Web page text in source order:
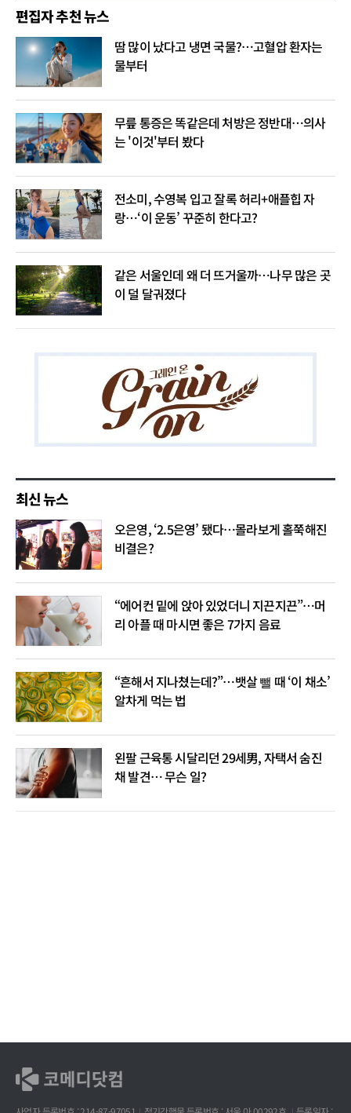
편집자 추천 뉴스
땀 많이 났다고 냉면 국물?…고혈압 환자는
물부터
무릎 통증은 똑같은데 처방은 정반대…의사
는 '이것'부터 봤다
전소미, 수영복 입고 잘록 허리+애플힙 자
랑…‘이 운동’ 꾸준히 한다고?
같은 서울인데 왜 더 뜨거울까…나무 많은 곳
이 덜 달궈졌다
최신 뉴스
오은영, ‘2.5은영’ 됐다…몰라보게 홀쭉해진
비결은?
“에어컨 밑에 앉아 있었더니 지끈지끈”…머
리 아플 때 마시면 좋은 7가지 음료
“흔해서 지나쳤는데?”…뱃살 뺄 때 ‘이 채소’
알차게 먹는 법
왼팔 근육통 시달리던 29세男, 자택서 숨진
채 발견… 무슨 일?